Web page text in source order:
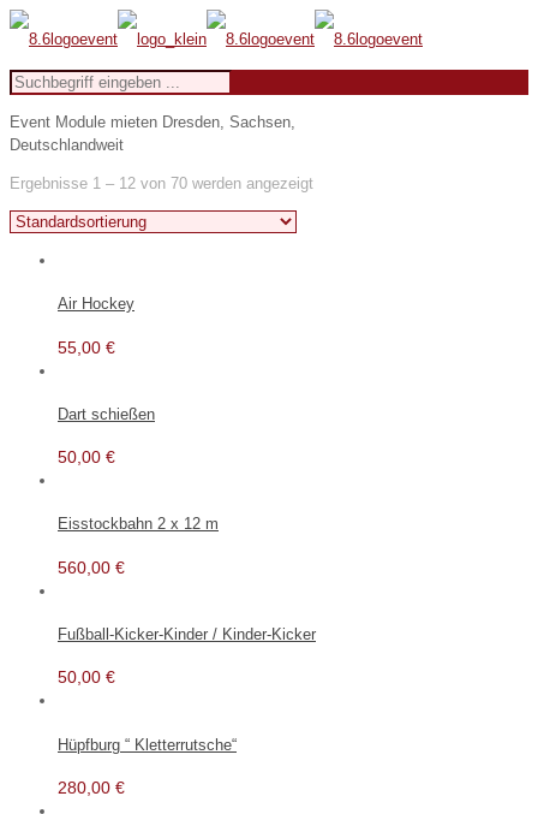
Event Module mieten Dresden, Sachsen,
Deutschlandweit
Ergebnisse 1 – 12 von 70 werden angezeigt
Air Hockey
55,00 €
Dart schießen
50,00 €
Eisstockbahn 2 x 12 m
560,00 €
Fußball-Kicker-Kinder / Kinder-Kicker
50,00 €
Hüpfburg “ Kletterrutsche“
280,00 €